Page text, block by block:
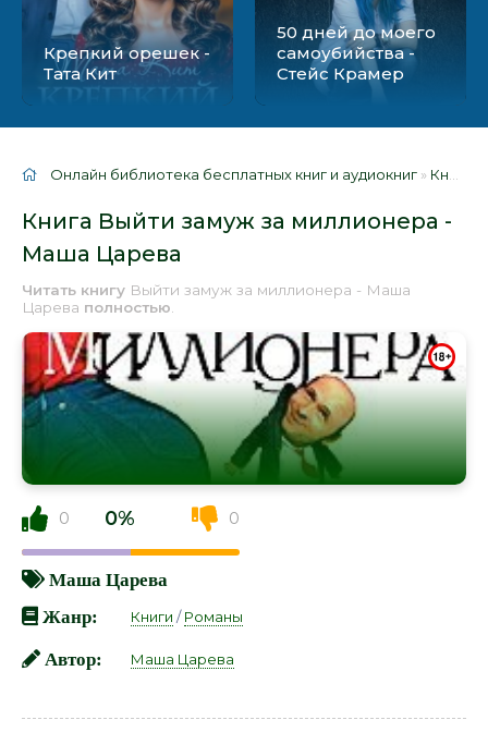
Крепкий орешек -
Тата Кит
50 дней до моего
самоубийства -
Стейс Крамер
Онлайн библиотека бесплатных книг и аудиокниг » Книги
Книга Выйти замуж за миллионера -
Маша Царева
Читать книгу Выйти замуж за миллионера - Маша
Царева полностью
0 0% 0
Маша Царева
Жанр:
Книги /Романы
Автор: Маша Царева